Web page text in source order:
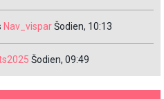
Nav_visparŠodien, 10:13
Šodien, 09:49